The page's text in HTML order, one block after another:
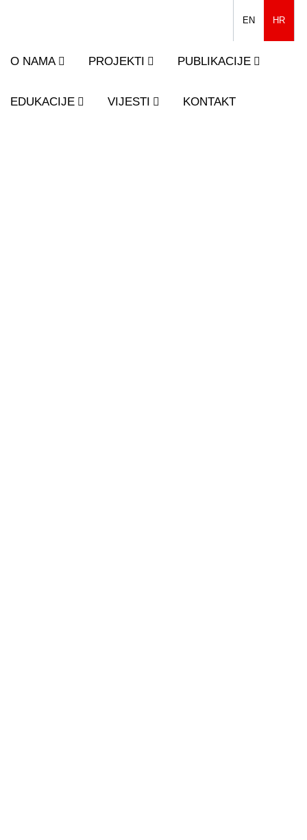
EN HR
O NAMA PROJEKTI PUBLIKACIJE
EDUKACIJE VIJESTI KONTAKT